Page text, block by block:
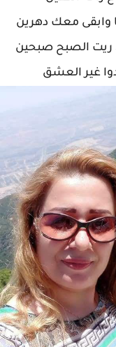
وابقى معك دهرين
ريت الصبح صبحين
غير العشق